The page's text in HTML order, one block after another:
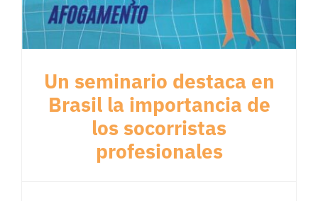
Un seminario destaca en
Brasil la importancia de
los socorristas
profesionales